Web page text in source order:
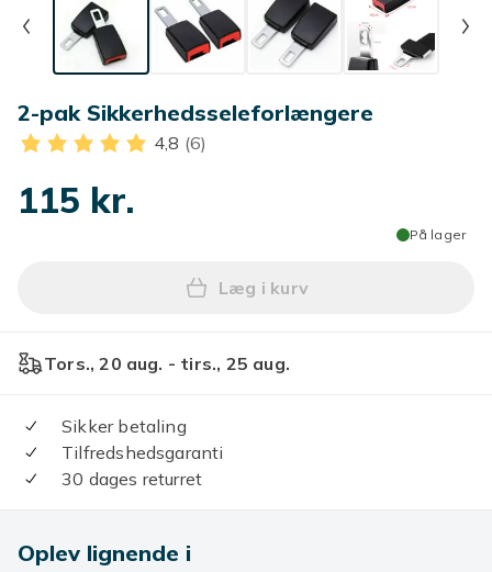
2-pak Sikkerhedsseleforlængere
4,8 (6)
115 kr.
På lager
Læg 2-pak
Læg i kurv
Tors., 20 aug. - tirs., 25 aug.
Sikker betaling
Tilfredshedsgaranti
30 dages returret
Oplev lignende i